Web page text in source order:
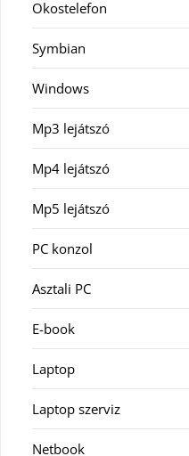
Okostelefon
Symbian
Windows
Mp3 lejátszó
Mp4 lejátszó
Mp5 lejátszó
PC konzol
Asztali PC
E-book
Laptop
Laptop szerviz
Netbook